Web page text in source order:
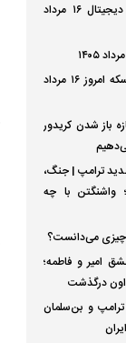
قیمت روز ارز‌های دیجیتال ۱۶ مرداد
قیمت دلار، طلا و سکه امروز ۱۶ مرداد
باز شدن کریدور
ترامپ | جنگ،
واشنگتن با چه
چیزی می‌دانست؟
امیر و فاطمه؛
درگذشت
و بن‌سلمان